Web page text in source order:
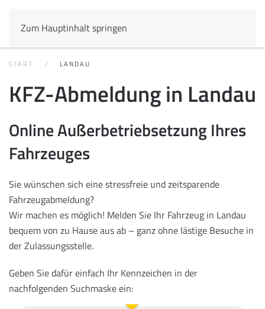
Zum Hauptinhalt springen
START LANDAU
KFZ-Abmeldung in Landau
Online Außerbetriebsetzung Ihres
Fahrzeuges
Sie wünschen sich eine stressfreie und zeitsparende
Fahrzeugabmeldung?
Wir machen es möglich! Melden Sie Ihr Fahrzeug in Landau
bequem von zu Hause aus ab – ganz ohne lästige Besuche in
der Zulassungsstelle.
Geben Sie dafür einfach Ihr Kennzeichen in der
nachfolgenden Suchmaske ein: